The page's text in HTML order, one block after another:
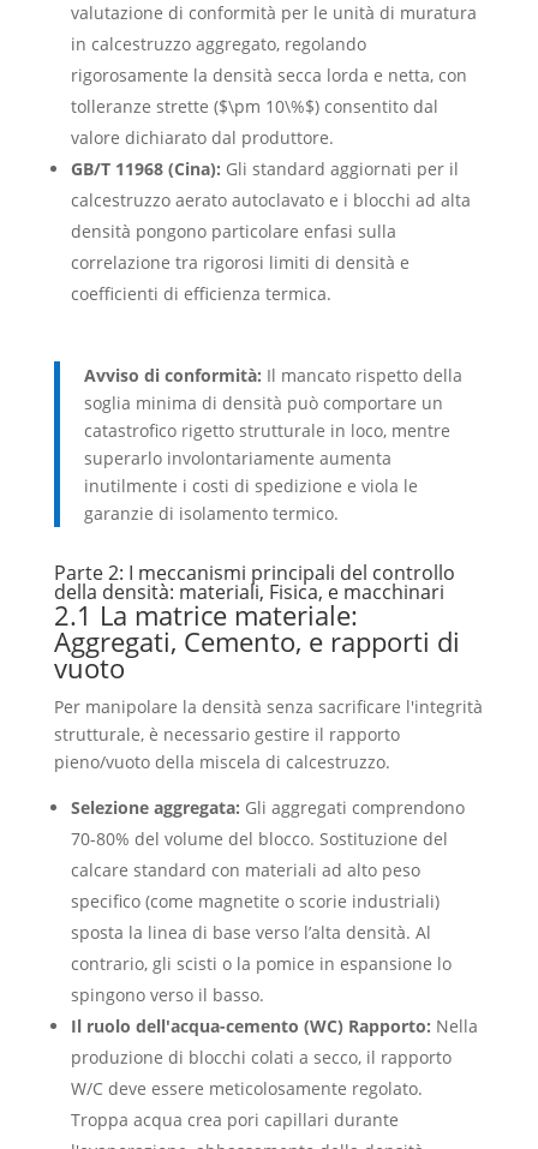
valutazione di conformità per le unità di muratura
in calcestruzzo aggregato, regolando
rigorosamente la densità secca lorda e netta, con
tolleranze strette ($\pm 10\%$) consentito dal
valore dichiarato dal produttore.
GB/T 11968 (Cina): Gli standard aggiornati per il
calcestruzzo aerato autoclavato e i blocchi ad alta
densità pongono particolare enfasi sulla
correlazione tra rigorosi limiti di densità e
coefficienti di efficienza termica.
Avviso di conformità: Il mancato rispetto della
soglia minima di densità può comportare un
catastrofico rigetto strutturale in loco, mentre
superarlo involontariamente aumenta
inutilmente i costi di spedizione e viola le
garanzie di isolamento termico.
Parte 2: I meccanismi principali del controllo
della densità: materiali, Fisica, e macchinari
2.1 La matrice materiale:
Aggregati, Cemento, e rapporti di
vuoto
Per manipolare la densità senza sacrificare l'integrità
strutturale, è necessario gestire il rapporto
pieno/vuoto della miscela di calcestruzzo.
Selezione aggregata: Gli aggregati comprendono
70-80% del volume del blocco. Sostituzione del
calcare standard con materiali ad alto peso
specifico (come magnetite o scorie industriali)
sposta la linea di base verso l’alta densità. Al
contrario, gli scisti o la pomice in espansione lo
spingono verso il basso.
Il ruolo dell'acqua-cemento (WC) Rapporto: Nella
produzione di blocchi colati a secco, il rapporto
W/C deve essere meticolosamente regolato.
Troppa acqua crea pori capillari durante